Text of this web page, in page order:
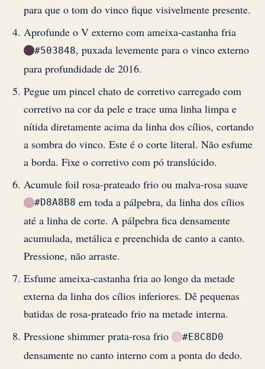
para que o tom do vinco fique visivelmente presente.
Aprofunde o V externo com ameixa-castanha fria
#503848, puxada levemente para o vinco externo
para profundidade de 2016.
Pegue um pincel chato de corretivo carregado com
corretivo na cor da pele e trace uma linha limpa e
nítida diretamente acima da linha dos cílios, cortando
a sombra do vinco. Este é o corte literal. Não esfume
a borda. Fixe o corretivo com pó translúcido.
Acumule foil rosa-prateado frio ou malva-rosa suave
#D8A8B8 em toda a pálpebra, da linha dos cílios
até a linha de corte. A pálpebra fica densamente
acumulada, metálica e preenchida de canto a canto.
Pressione, não arraste.
Esfume ameixa-castanha fria ao longo da metade
externa da linha dos cílios inferiores. Dê pequenas
batidas de rosa-prateado frio na metade interna.
Pressione shimmer prata-rosa frio
#E8C8D0
densamente no canto interno com a ponta do dedo.